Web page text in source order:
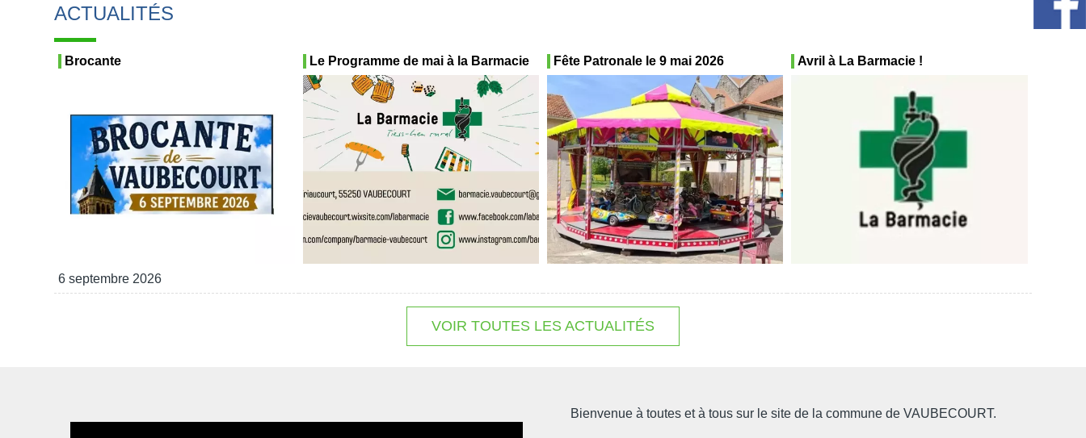
ACTUALITÉS
Brocante
6 septembre 2026
Le Programme de mai à la Barmacie Fête Patronale le 9 mai 2026 Avril à La Barmacie !
VOIR TOUTES LES ACTUALITÉS
Bienvenue à toutes et à tous sur le site de la commune de VAUBECOURT.